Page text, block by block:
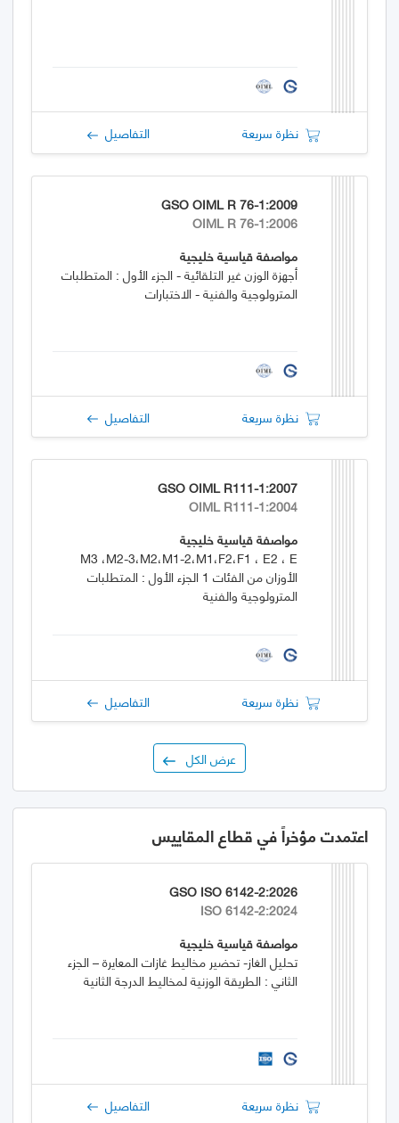
نظرة سريعة التفاصيل
GSO OIML R 76-1:2009
OIML R 76-1:2006
مواصفة قياسية خليجية
أجهزة الوزن غير التلقائية - الجزء الأول : المتطلبات
المترولوجية والفنية - الاختبارات
نظرة سريعة التفاصيل
GSO OIML R111-1:2007
OIML R111-1:2004
مواصفة قياسية خليجية
M3 ،M2-3،M2،M1-2،M1،F2،F1 ، E2 ، E
الأوزان من الفئات 1 الجزء الأول : المتطلبات
المترولوجية والفنية
نظرة سريعة التفاصيل
عرض الكل
اعتمدت مؤخراً في قطاع المقاييس
GSO ISO 6142-2:2026
ISO 6142-2:2024
مواصفة قياسية خليجية
تحليل الغاز- تحضير مخاليط غازات المعايرة – الجزء
الثاني : الطريقة الوزنية لمخاليط الدرجة الثانية
نظرة سريعة التفاصيل